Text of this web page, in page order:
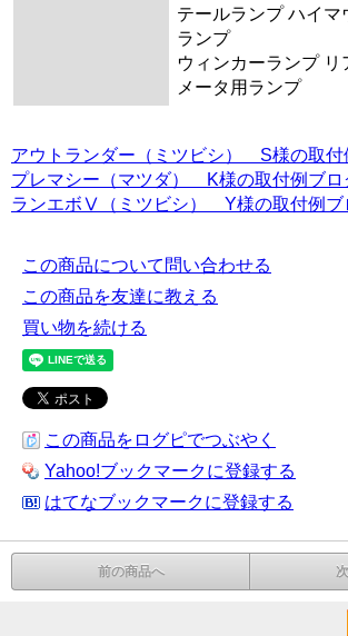
テールランプ ハイマ
ランプ
ウィンカーランプ
メータ用ランプ
アウトランダー（ミツビシ） S様の取付
プレマシー（マツダ） K様の取付例ブロ
ランエボⅤ（ミツビシ） Y様の取付例ブ
この商品について問い合わせる
この商品を友達に教える
買い物を続ける
この商品をログピでつぶやく
Yahoo!ブックマークに登録する
はてなブックマークに登録する
前の商品へ